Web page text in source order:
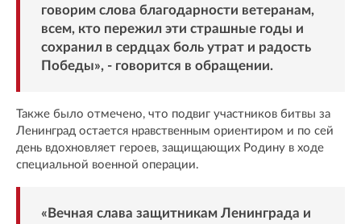
говорим слова благодарности ветеранам,
всем, кто пережил эти страшные годы и
сохранил в сердцах боль утрат и радость
Победы», - говорится в обращении.
Также было отмечено, что подвиг участников битвы за
Ленинград остается нравственным ориентиром и по сей
день вдохновляет героев, защищающих Родину в ходе
специальной военной операции.
«Вечная слава защитникам Ленинграда и